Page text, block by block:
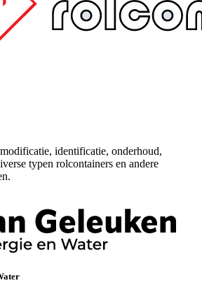
identificatie, onderhoud,
typen rolcontainers en andere